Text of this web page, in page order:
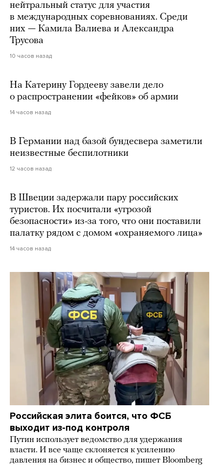
нейтральный статус для участия
в международных соревнованиях. Среди
них — Камила Валиева и Александра
Трусова
10 часов назад
На Катерину Гордееву завели дело
о распространении «фейков» об армии
14 часов назад
В Германии над базой бундесвера заметили
неизвестные беспилотники
12 часов назад
В Швеции задержали пару российских
туристов. Их посчитали «угрозой
безопасности» из-за того, что они поставили
палатку рядом с домом «охраняемого лица»
14 часов назад
Российская элита боится, что ФСБ
выходит из-под контроля
Путин использует ведомство для удержания
власти. И все чаще склоняется к усилению
давления на бизнес и общество, пишет Bloomberg